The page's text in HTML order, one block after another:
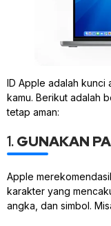
ID Apple adalah kunci
kamu. Berikut adalah
tetap aman:
1.GUNAKAN
Apple
karakter yang
angka, dan simbol.